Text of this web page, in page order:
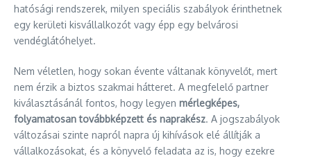
hatósági rendszerek, milyen speciális szabályok érinthetnek
egy kerületi kisvállalkozót vagy épp egy belvárosi
vendéglátóhelyet.
Nem véletlen, hogy sokan évente váltanak könyvelőt, mert
nem érzik a biztos szakmai hátteret. A megfelelő partner
kiválasztásánál fontos, hogy legyen mérlegképes,
folyamatosan továbbképzett és naprakész. A jogszabályok
változásai szinte napról napra új kihívások elé állítják a
vállalkozásokat, és a könyvelő feladata az is, hogy ezekre